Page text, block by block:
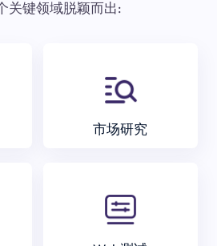
关键领域脱颖而出:
市场研究